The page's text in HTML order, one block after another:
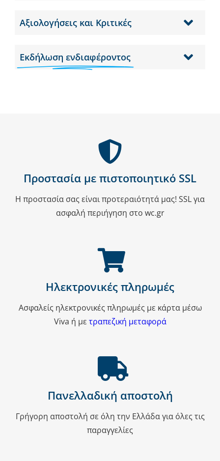
Αξιολογήσεις και Κριτικές
Εκδήλωση ενδιαφέροντος
Προστασία με πιστοποιητικό SSL
Η προστασία σας είναι προτεραιότητά μας! SSL για
ασφαλή περιήγηση στο wc.gr
Ηλεκτρονικές πληρωμές
Ασφαλείς ηλεκτρονικές πληρωμές με κάρτα μέσω
Viva ή με τραπεζική μεταφορά
Πανελλαδική αποστολή
Γρήγορη αποστολή σε όλη την Ελλάδα για όλες τις
παραγγελίες